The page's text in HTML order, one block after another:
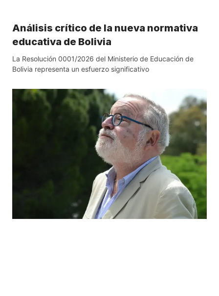
Análisis crítico de la nueva normativa
educativa de Bolivia
La Resolución 0001/2026 del Ministerio de Educación de
Bolivia representa un esfuerzo significativo